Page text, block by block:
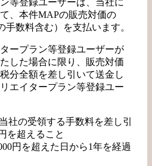
等登録ユーザーは、当社に
、本件MAPの販売対価の
手数料含む）を支払います。
ープラン等登録ユーザーが
した場合に限り、販売対価
分全額を差し引いて送金し
エイタープラン等登録ユー
社の受領する手数料を差し引
を超えること
円を超えた日から1年を経過